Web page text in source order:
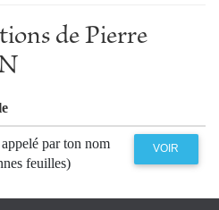
de Pierre
par ton nom
feuilles)
VOIR